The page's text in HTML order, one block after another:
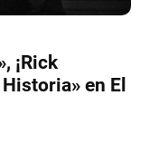
¡Rick
en El